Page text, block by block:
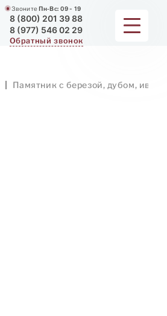
ЗвонитеПн-Вс: 09 - 19
8 (800) 201 39 88
8 (977) 546 02 29
Обратный звонок
Памятник с березой, дубом, ивой